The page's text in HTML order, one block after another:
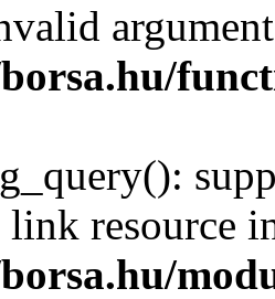
link resource